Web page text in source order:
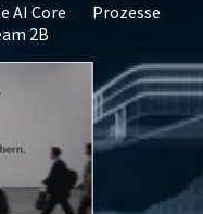
AI Core
Prozesse
2B